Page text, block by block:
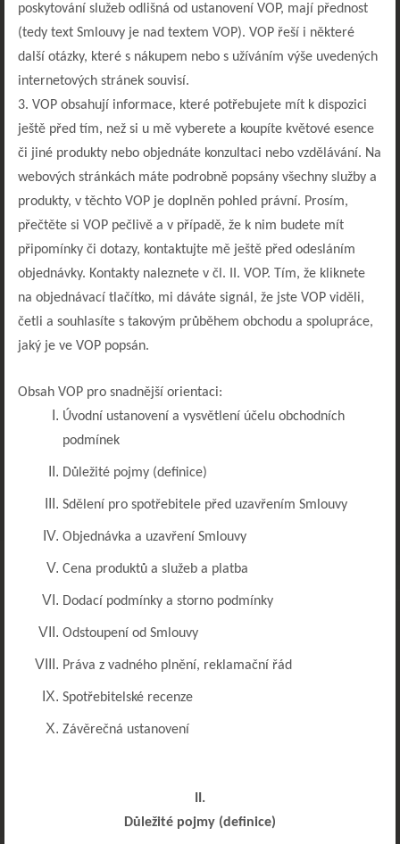
poskytování služeb odlišná od ustanovení VOP, mají přednost
(tedy text Smlouvy je nad textem VOP). VOP řeší i některé
další otázky, které s nákupem nebo s užíváním výše uvedených
internetových stránek souvisí.
3. VOP obsahují informace, které potřebujete mít k dispozici
ještě před tím, než si u mě vyberete a koupíte květové esence
či jiné produkty nebo objednáte konzultaci nebo vzdělávání. Na
webových stránkách máte podrobně popsány všechny služby a
produkty, v těchto VOP je doplněn pohled právní. Prosím,
přečtěte si VOP pečlivě a v případě, že k nim budete mít
připomínky či dotazy, kontaktujte mě ještě před odesláním
objednávky. Kontakty naleznete v čl. II. VOP. Tím, že kliknete
na objednávací tlačítko, mi dáváte signál, že jste VOP viděli,
četli a souhlasíte s takovým průběhem obchodu a spolupráce,
jaký je ve VOP popsán.
Obsah VOP pro snadnější orientaci:
Úvodní ustanovení a vysvětlení účelu obchodních
podmínek
Důležité pojmy (definice)
Sdělení pro spotřebitele před uzavřením Smlouvy
Objednávka a uzavření Smlouvy
Cena produktů a služeb a platba
Dodací podmínky a storno podmínky
Odstoupení od Smlouvy
Práva z vadného plnění, reklamační řád
Spotřebitelské recenze
Závěrečná ustanovení
II.
Důležité pojmy (definice)